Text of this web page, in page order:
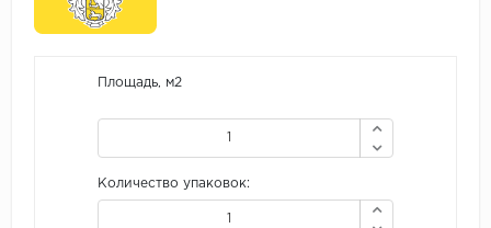
Площадь, м2
Количество упаковок: